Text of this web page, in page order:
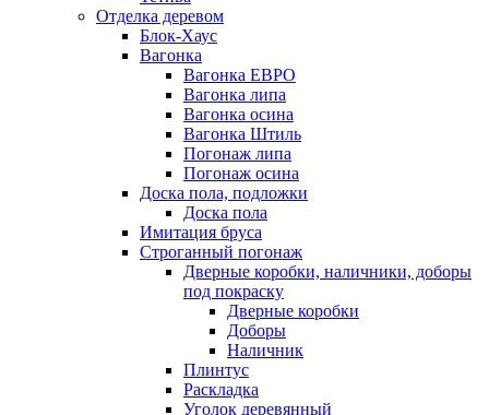
Отделка деревом
Блок-Хаус
Вагонка
Вагонка ЕВРО
Вагонка липа
Вагонка осина
Вагонка Штиль
Погонаж липа
Погонаж осина
Доска пола, подложки
Доска пола
Имитация бруса
Строганный погонаж
Дверные коробки, наличники, доборы
под покраску
Дверные коробки
Доборы
Наличник
Плинтус
Раскладка
Уголок деревянный